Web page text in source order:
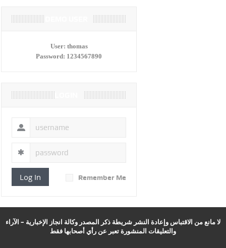
User: thomas
Password: 1234567890
Log In Remember Me
لا مانع من الاقتباس وإعادة النشر شريطة ذكر المصدر وكالة انجاز الإخبارية – الآراء
والتعليقات المنشورة تعبر عن رأي أصحابها فقط